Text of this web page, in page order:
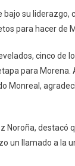
bajo su
para hacer de
cinco de
para
Monreal,
Noroña, destacó
un llamado a la